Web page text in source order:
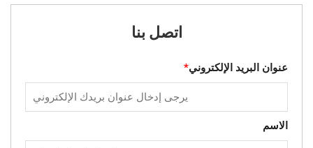
اتصل بنا
عنوان البريد الإلكتروني*
الاسم